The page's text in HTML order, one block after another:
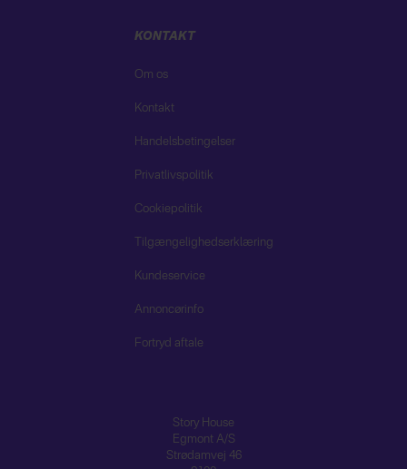
KONTAKT
Om os
Kontakt
Handelsbetingelser
Privatlivspolitik
Cookiepolitik
Tilgængelighedserklæring
Kundeservice
Annoncørinfo
Fortryd aftale
Story House
Egmont A/S
Strødamvej 46